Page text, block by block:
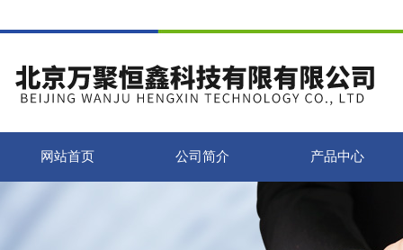
网站首页 公司简介 产品中心